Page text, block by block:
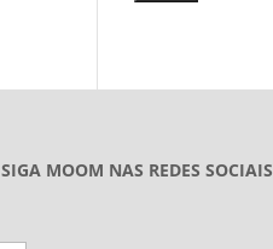
SIGA MOOM NAS REDES SOCIAIS